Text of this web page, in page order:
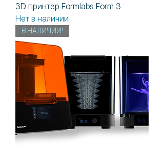
3D принтер Formlabs Form 3
Нет в наличии
В НАЛИЧИИ!